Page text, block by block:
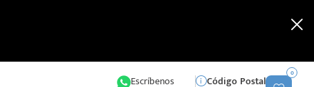
Escríbenos
Código Postal
0